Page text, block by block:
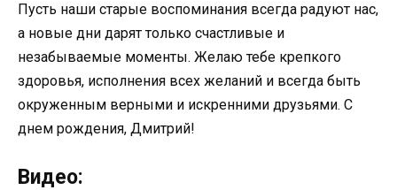
Пусть наши старые воспоминания всегда радуют нас,
а новые дни дарят только счастливые и
незабываемые моменты. Желаю тебе крепкого
здоровья, исполнения всех желаний и всегда быть
окруженным верными и искренними друзьями. С
днем рождения, Дмитрий!
Видео: